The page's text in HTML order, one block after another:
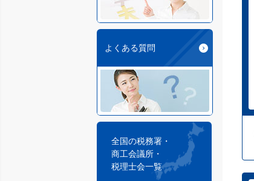
よくある質問
全国の税務署・
商工会議所・
税理士会一覧